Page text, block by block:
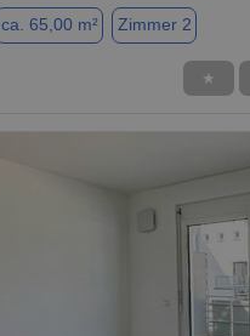
ca. 65,00 m² Zimmer 2
★